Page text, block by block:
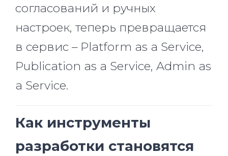
согласований и ручных
настроек, теперь превращается
в сервис – Platform as a Service,
Publication as a Service, Admin as
a Service.
Как инструменты
разработки становятся